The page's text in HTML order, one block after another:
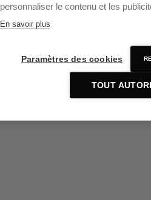
personnaliser le contenu et les
En savoir plus
Paramètres des cookies
TOUT